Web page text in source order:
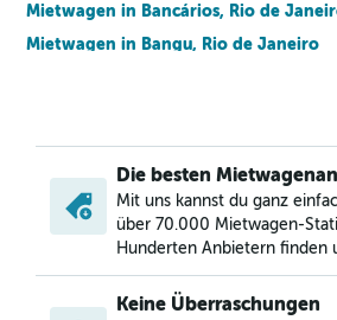
Mietwagen in Bancários, Rio de
Mietwagen in Bangu, Rio de Janeiro
Mietwagen in Barros Filho, Rio de
Mietwagen in Benfica, Rio de Janeiro
Mietwagen in Bento Ribeiro, Rio de
Mietwagen in Bonsucesso, Rio de
Mietwagen in Brás de Pina, Rio de
Mietwagen in Cachambi, Rio de Janeiro
Die besten
Mit uns kannst du ganz
über 70.000 Mietwagen-
Hunderten Anbietern finden
Keine Überraschungen